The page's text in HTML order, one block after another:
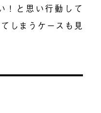
！と思い行動して
しまうケースも見